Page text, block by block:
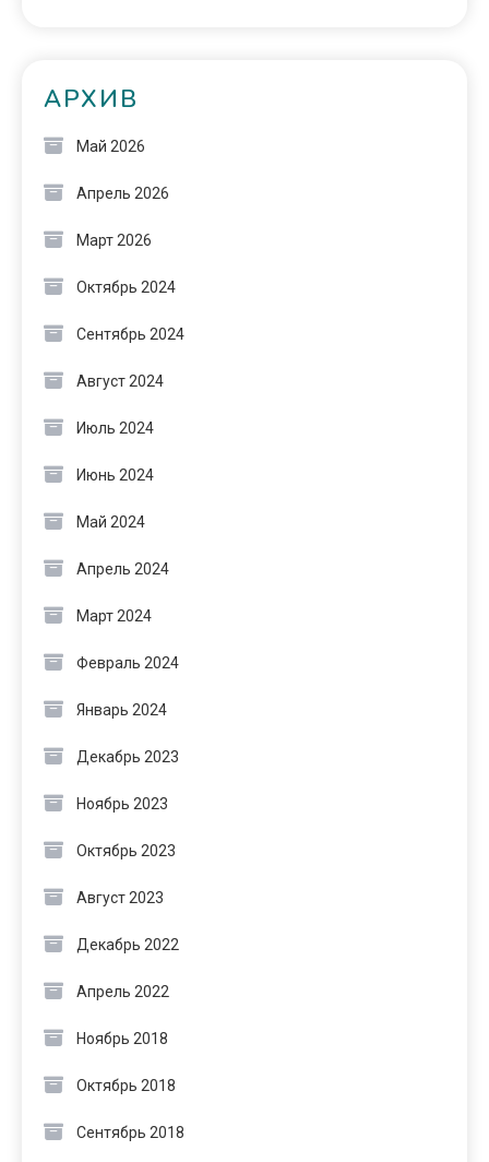
АРХИВ
Май 2026
Апрель 2026
Март 2026
Октябрь 2024
Сентябрь 2024
Август 2024
Июль 2024
Июнь 2024
Май 2024
Апрель 2024
Март 2024
Февраль 2024
Январь 2024
Декабрь 2023
Ноябрь 2023
Октябрь 2023
Август 2023
Декабрь 2022
Апрель 2022
Ноябрь 2018
Октябрь 2018
Сентябрь 2018